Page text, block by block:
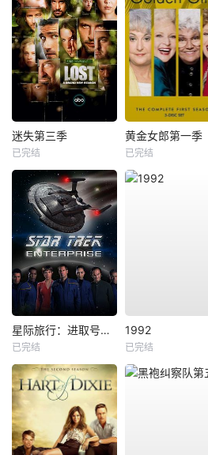
迷失第三季
已完结
黄金女郎第一季
已完结
星际旅行：进取号第一季
已完结
1992
已完结